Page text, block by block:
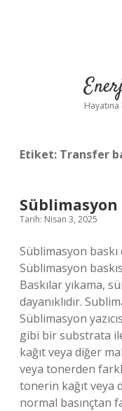
Etiket: Transfer
Süblimasyon
Tarih: Nisan 3, 2025
Süblimasyon baskı
Süblimasyon
Baskılar yıkama,
dayanıklıdır.
Süblimasyon
gibi bir substrata
kağıt veya diğer
veya tonerden
tonerin kağıt veya
normal basınçtan